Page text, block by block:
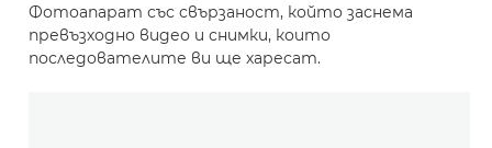
Фотоапарат със свързаност, който заснема
превъзходно видео и снимки, които
последователите ви ще харесат.